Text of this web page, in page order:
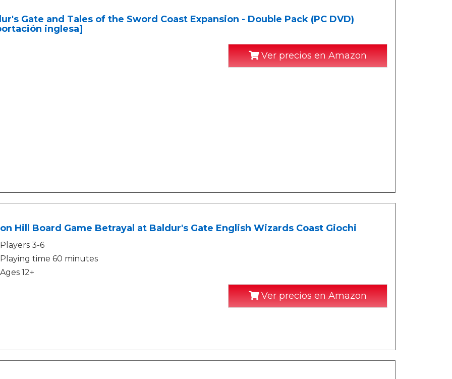
Gate and Tales of the Sword Coast Expansion - Double Pack (PC DVD)
inglesa]
Ver precios en Amazon
Hill Board Game Betrayal at Baldur's Gate English Wizards Coast Giochi
Players 3-6
Playing time 60 minutes
Ages 12+
Ver precios en Amazon